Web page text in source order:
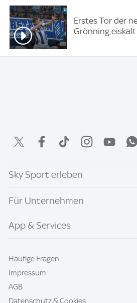
Erstes Tor der
Grönning eiskalt
Sky Sport erleben
Für Unternehmen
App & Services
Häufige Fragen
Impressum
AGB
Datenschutz & Cookies